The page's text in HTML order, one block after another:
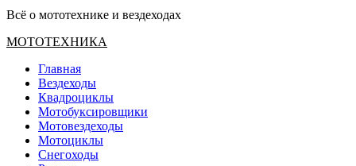
Всё о мототехнике и вездеходах
Основное
МОТОТЕХНИКА
Главная
Вездеходы
Квадроциклы
Мотобуксировщики
Мотовездеходы
Мотоциклы
Снегоходы